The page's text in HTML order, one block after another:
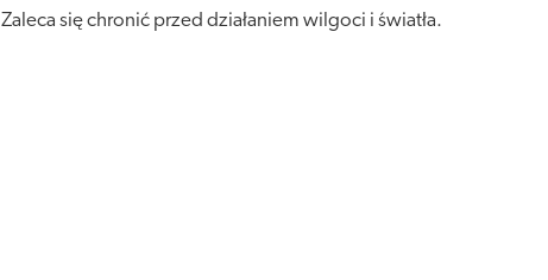
się chronić przed działaniem wilgoci i światła.